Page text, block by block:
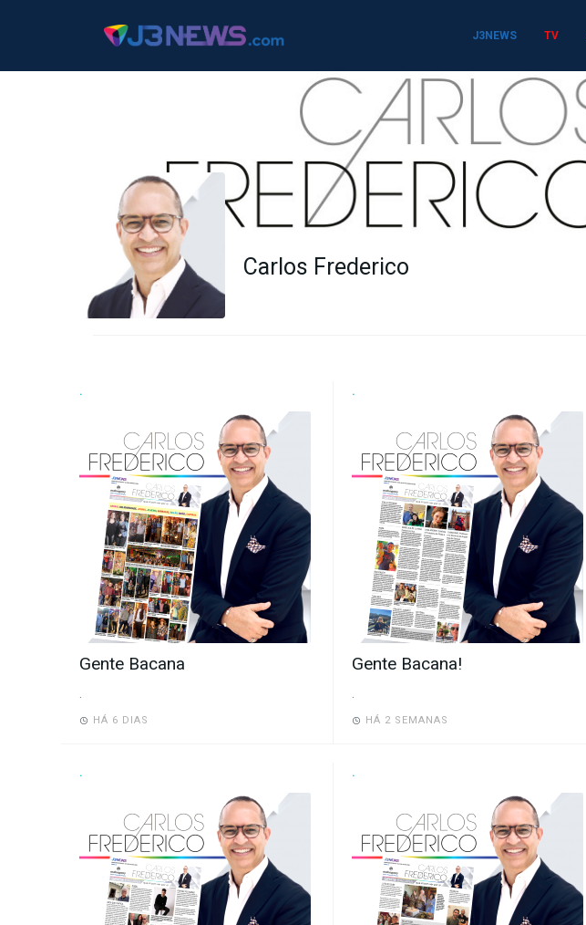
J3NEWS TV
Carlos Frederico
.
Gente Bacana
.
HÁ 6 DIAS
.
Gente Bacana!
.
HÁ 2 SEMANAS
. .